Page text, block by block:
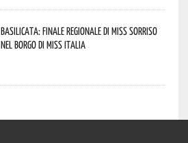
Basilicata: finale regionale di Miss Sorriso
nel borgo di Miss Italia